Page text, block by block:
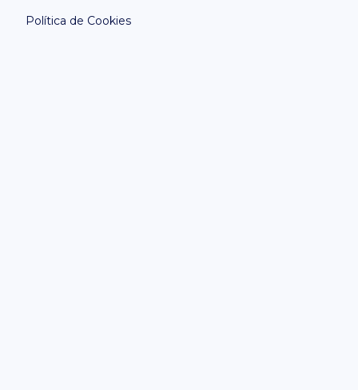
Política de Cookies